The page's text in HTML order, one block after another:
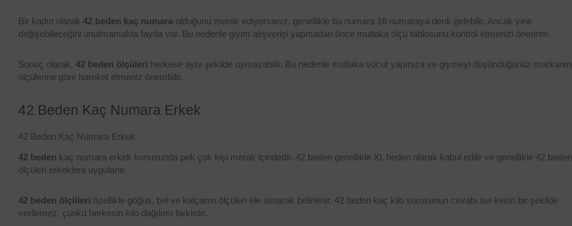
Bir kadın olarak 42 beden kaç numara olduğunu merak ediyorsanız, genellikle bu numara 16 numaraya denk gelebilir. Ancak yine
değişebileceğini unutmamakta fayda var. Bu nedenle giyim alışverişi yapmadan önce mutlaka ölçü tablosunu kontrol etmenizi öneririm.
Sonuç olarak, 42 beden ölçüleri herkese aynı şekilde uymayabilir. Bu nedenle mutlaka vücut yapınıza ve giymeyi düşündüğünüz markanın
ölçülerine göre hareket etmeniz önemlidir.
42 Beden Kaç Numara Erkek
42 Beden Kaç Numara Erkek
42 beden kaç numara erkek konusunda pek çok kişi merak içindedir. 42 beden genellikle XL beden olarak kabul edilir ve genellikle 42 beden
ölçüleri erkeklere uygulanır.
42 beden ölçüleri özellikle göğüs, bel ve kalçanın ölçüleri ele alınarak belirlenir. 42 beden kaç kilo sorusunun cevabı ise kesin bir şekilde
verilemez, çünkü herkesin kilo dağılımı farklıdır.